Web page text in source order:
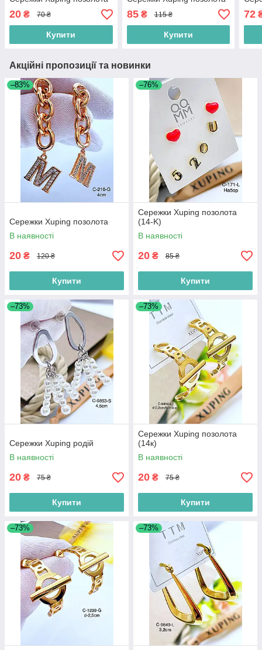
20 ₴ 70 ₴
Купити
85₴ 115 ₴
Купити
72
Акційні пропозиції та новинки
–83%
Сережки Xuping позолота
В наявності
20 ₴ 120 ₴
Купити
–76%
Сережки Xuping позолота
(14-K)
В наявності
20 ₴ 85 ₴
Купити
–73%
Сережки Xuping родій
В наявності
20 ₴ 75 ₴
Купити
–73%
Сережки Xuping позолота
(14к)
В наявності
20 ₴ 75 ₴
Купити
–73% –73%